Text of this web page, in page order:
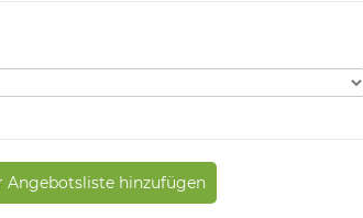
Angebotsliste hinzufügen